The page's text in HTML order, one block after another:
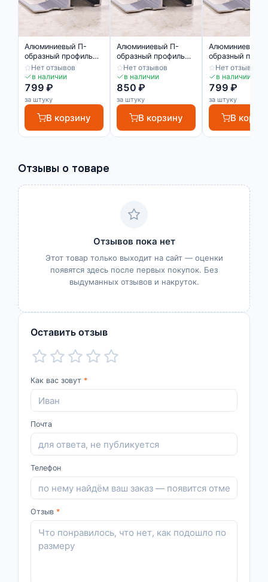
Алюминиевый П-
образный профиль
под керамическую
плитку ПО П20х10
Нет отзывов
в наличии
799 ₽
за штуку
В корзину
Алюминиевый П-
образный профиль
под керамическую
плитку ПО П20х10
Нет отзывов
в наличии
850 ₽
за штуку
В корзину
Алюминиевый
образный
под
плитку ПО
Нет отзывов
в наличии
799 ₽
за штуку
В
Отзывы о товаре
Отзывов пока нет
Этот товар только выходит на сайт — оценки
появятся здесь после первых покупок. Без
выдуманных отзывов и накруток.
Оставить отзыв
Как вас зовут *
Почта
Телефон
Отзыв *